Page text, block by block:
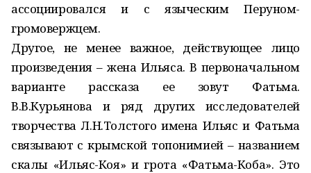
ассоциировался и с языческим Перуном-
громовержцем.
Другое, не менее важное, действующее лицо
произведения – жена Ильяса. В первоначальном
варианте рассказа ее зовут Фатьма.
В.В.Курьянова и ряд других исследователей
творчества Л.Н.Толстого имена Ильяс и Фатьма
связывают с крымской топонимией – названием
скалы «Ильяс-Коя» и грота «Фатьма-Коба». Это